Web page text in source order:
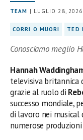
TEAM | LUGLIO 28, 2026
CORRI O MUORI TED
Conosciamo meglio
Hannah
televisiva britannica
grazie al ruolo di
successo mondiale,
di lavoro nei musical
numerose